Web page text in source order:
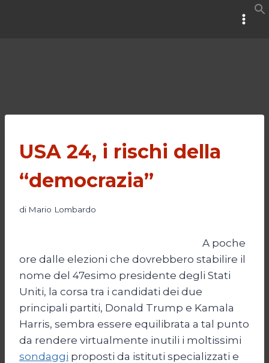
USA 24, i rischi della
“democrazia”
di Mario Lombardo
A poche
ore dalle elezioni che dovrebbero stabilire il
nome del 47esimo presidente degli Stati
Uniti, la corsa tra i candidati dei due
principali partiti, Donald Trump e Kamala
Harris, sembra essere equilibrata a tal punto
da rendere virtualmente inutili i moltissimi
sondaggi proposti da istituti specializzati e